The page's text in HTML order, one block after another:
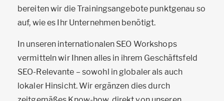
bereiten wir die Trainingsangebote punktgenau so
auf, wie es Ihr Unternehmen benötigt.
In unseren internationalen SEO Workshops
vermitteln wir Ihnen alles in ihrem Geschäftsfeld
SEO-Relevante – sowohl in globaler als auch
lokaler Hinsicht. Wir ergänzen dies durch